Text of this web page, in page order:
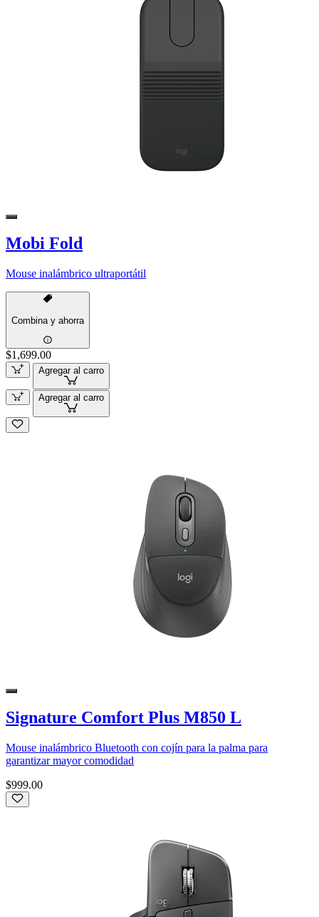
Mobi Fold
Mouse inalámbrico ultraportátil
Combina y ahorra
$1,699.00
Agregar al carro
Agregar al carro
Signature Comfort Plus M850 L
Mouse inalámbrico Bluetooth con cojín para la palma para
garantizar mayor comodidad
$999.00